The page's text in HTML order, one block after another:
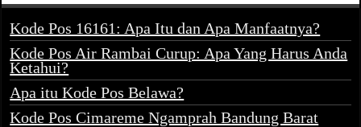
Kode Pos 16161: Apa Itu dan Apa Manfaatnya?
Kode Pos Air Rambai Curup: Apa Yang Harus Anda
Ketahui?
Apa itu Kode Pos Belawa?
Kode Pos Cimareme Ngamprah Bandung Barat